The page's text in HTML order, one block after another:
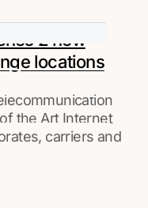
2 new
locations
the Art Internet
carriers and